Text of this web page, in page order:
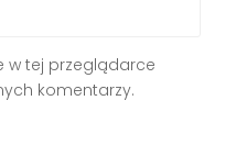
w tej przeglądarce
komentarzy.